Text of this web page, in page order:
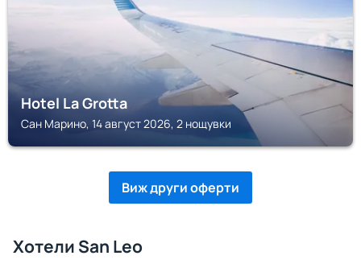
Hotel La Grotta
Сан Марино, 14 август 2026, 2 нощувки
Виж други оферти
Хотели San Leo